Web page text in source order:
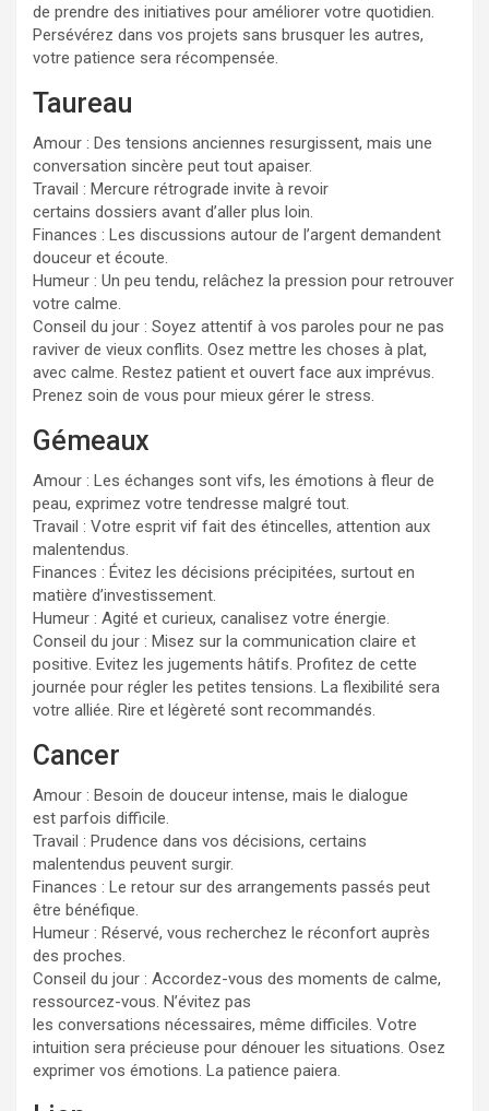
de prendre des initiatives pour améliorer votre quotidien.
Persévérez dans vos projets sans brusquer les autres,
votre patience sera récompensée.
Taureau
Amour : Des tensions anciennes resurgissent, mais une
conversation sincère peut tout apaiser.
Travail : Mercure rétrograde invite à revoir
certains dossiers avant d’aller plus loin.
Finances : Les discussions autour de l’argent demandent
douceur et écoute.
Humeur : Un peu tendu, relâchez la pression pour retrouver
votre calme.
Conseil du jour : Soyez attentif à vos paroles pour ne pas
raviver de vieux conflits. Osez mettre les choses à plat,
avec calme. Restez patient et ouvert face aux imprévus.
Prenez soin de vous pour mieux gérer le stress.
Gémeaux
Amour : Les échanges sont vifs, les émotions à fleur de
peau, exprimez votre tendresse malgré tout.
Travail : Votre esprit vif fait des étincelles, attention aux
malentendus.
Finances : Évitez les décisions précipitées, surtout en
matière d’investissement.
Humeur : Agité et curieux, canalisez votre énergie.
Conseil du jour : Misez sur la communication claire et
positive. Evitez les jugements hâtifs. Profitez de cette
journée pour régler les petites tensions. La flexibilité sera
votre alliée. Rire et légèreté sont recommandés.
Cancer
Amour : Besoin de douceur intense, mais le dialogue
est parfois difficile.
Travail : Prudence dans vos décisions, certains
malentendus peuvent surgir.
Finances : Le retour sur des arrangements passés peut
être bénéfique.
Humeur : Réservé, vous recherchez le réconfort auprès
des proches.
Conseil du jour : Accordez-vous des moments de calme,
ressourcez-vous. N’évitez pas
les conversations nécessaires, même difficiles. Votre
intuition sera précieuse pour dénouer les situations. Osez
exprimer vos émotions. La patience paiera.